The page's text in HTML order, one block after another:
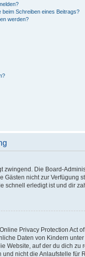
beim Schreiben eines Beitrags?
werden?
zwingend. Die Board-
Gästen nicht zur Verfügung
schnell erledigt ist und dir
Privacy Protection Act
Daten von Kindern
Website, auf der du dich
nicht die Anlaufstelle für